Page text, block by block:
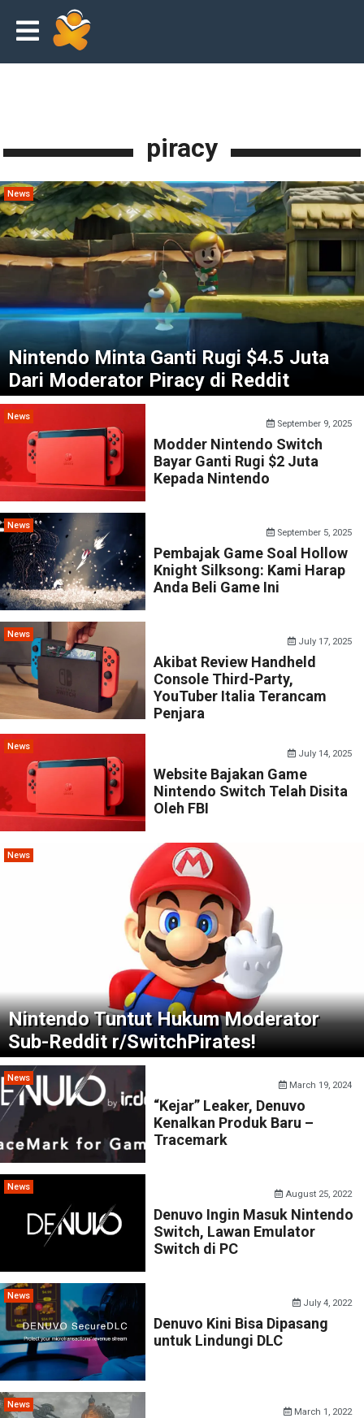
piracy
News
Nintendo Minta Ganti Rugi $4.5 Juta
Dari Moderator Piracy di Reddit
News
September 9, 2025
Modder Nintendo Switch
Bayar Ganti Rugi $2 Juta
Kepada Nintendo
News
September 5, 2025
Pembajak Game Soal Hollow
Knight Silksong: Kami Harap
Anda Beli Game Ini
News
July 17, 2025
Akibat Review Handheld
Console Third-Party,
YouTuber Italia Terancam
Penjara
News
July 14, 2025
Website Bajakan Game
Nintendo Switch Telah Disita
Oleh FBI
News
Nintendo Tuntut Hukum Moderator
Sub-Reddit r/SwitchPirates!
News
March 19, 2024
“Kejar” Leaker, Denuvo
Kenalkan Produk Baru –
Tracemark
News
August 25, 2022
Denuvo Ingin Masuk Nintendo
Switch, Lawan Emulator
Switch di PC
News
July 4, 2022
Denuvo Kini Bisa Dipasang
untuk Lindungi DLC
News
March 1, 2022